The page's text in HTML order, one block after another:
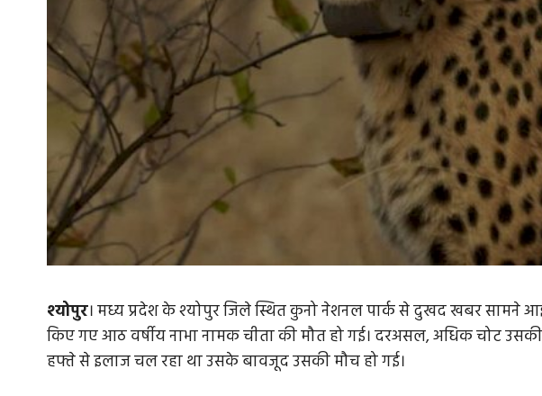
श्योपुर। मध्य प्रदेश के श्योपुर जिले स्थित कुनो नेशनल पार्क से दुखद खबर सामने आई
किए गए आठ वर्षीय नाभा नामक चीता की मौत हो गई। दरअसल, अधिक चोट
हफ्ते से इलाज चल रहा था उसके बावजूद उसकी मौच हो गई।